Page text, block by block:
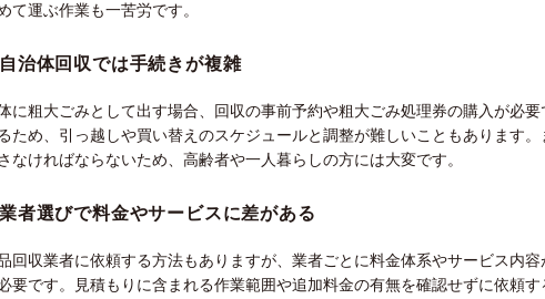
て運ぶ作業も一苦労です。
自治体回収では手続きが複雑
に粗大ごみとして出す場合、回収の事前予約や粗大ごみ処理券の購入が必
ため、引っ越しや買い替えのスケジュールと調整が難しいこともあります
なければならないため、高齢者や一人暮らしの方には大変です。
業者選びで料金やサービスに差がある
回収業者に依頼する方法もありますが、業者ごとに料金体系やサービス内
要です。見積もりに含まれる作業範囲や追加料金の有無を確認せずに依頼